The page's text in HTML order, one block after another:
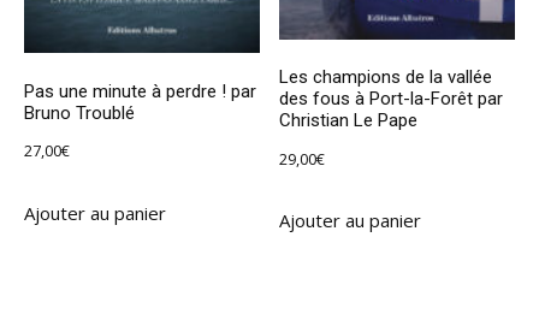
Pas une minute à perdre ! par
Bruno Troublé
27,00€
Ajouter au panier
Les champions de la vallée
des fous à Port-la-Forêt par
Christian Le Pape
29,00€
Ajouter au panier